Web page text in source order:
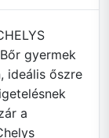
gyermek
ideális őszre
a